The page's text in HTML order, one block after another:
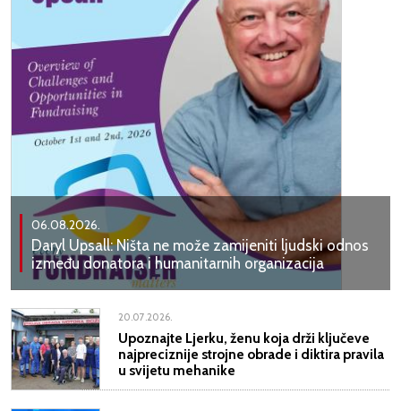
06.08.2026.
Daryl Upsall: Ništa ne može zamijeniti ljudski odnos
između donatora i humanitarnih organizacija
20.07.2026.
Upoznajte Ljerku, ženu koja drži ključeve
najpreciznije strojne obrade i diktira pravila
u svijetu mehanike